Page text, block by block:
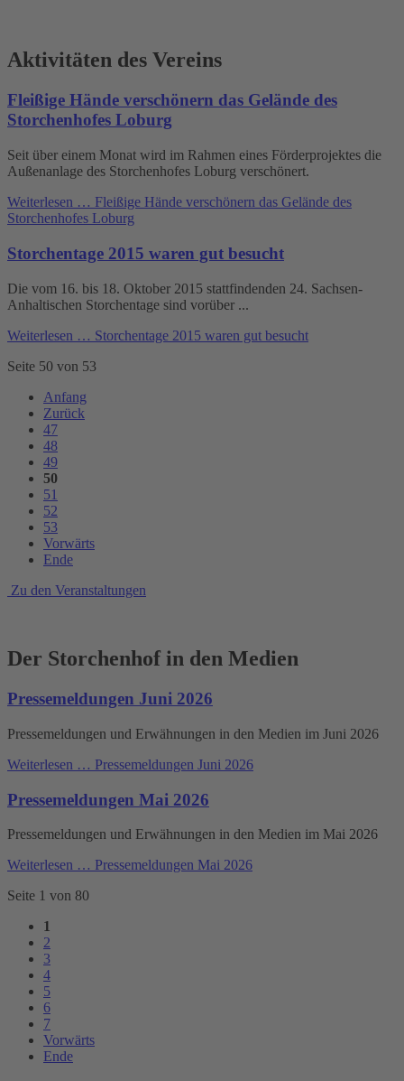
Aktivitäten des Vereins
Fleißige Hände verschönern das Gelände des
Storchenhofes Loburg
Seit über einem Monat wird im Rahmen eines Förderprojektes die
Außenanlage des Storchenhofes Loburg verschönert.
Weiterlesen … Fleißige Hände verschönern das Gelände des
Storchenhofes Loburg
Storchentage 2015 waren gut besucht
Die vom 16. bis 18. Oktober 2015 stattfindenden 24. Sachsen-
Anhaltischen Storchentage sind vorüber ...
Weiterlesen … Storchentage 2015 waren gut besucht
Seite 50 von 53
Anfang
Zurück
47
48
49
50
51
52
53
Vorwärts
Ende
Zu den Veranstaltungen
Der Storchenhof in den Medien
Pressemeldungen Juni 2026
Pressemeldungen und Erwähnungen in den Medien im Juni 2026
Weiterlesen … Pressemeldungen Juni 2026
Pressemeldungen Mai 2026
Pressemeldungen und Erwähnungen in den Medien im Mai 2026
Weiterlesen … Pressemeldungen Mai 2026
Seite 1 von 80
1
2
3
4
5
6
7
Vorwärts
Ende